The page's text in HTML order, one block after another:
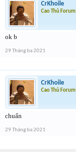
CrKhoile
Cao Thủ Forum
ok b
29 Tháng ba 2021
CrKhoile
Cao Thủ Forum
chuẩn
29 Tháng ba 2021